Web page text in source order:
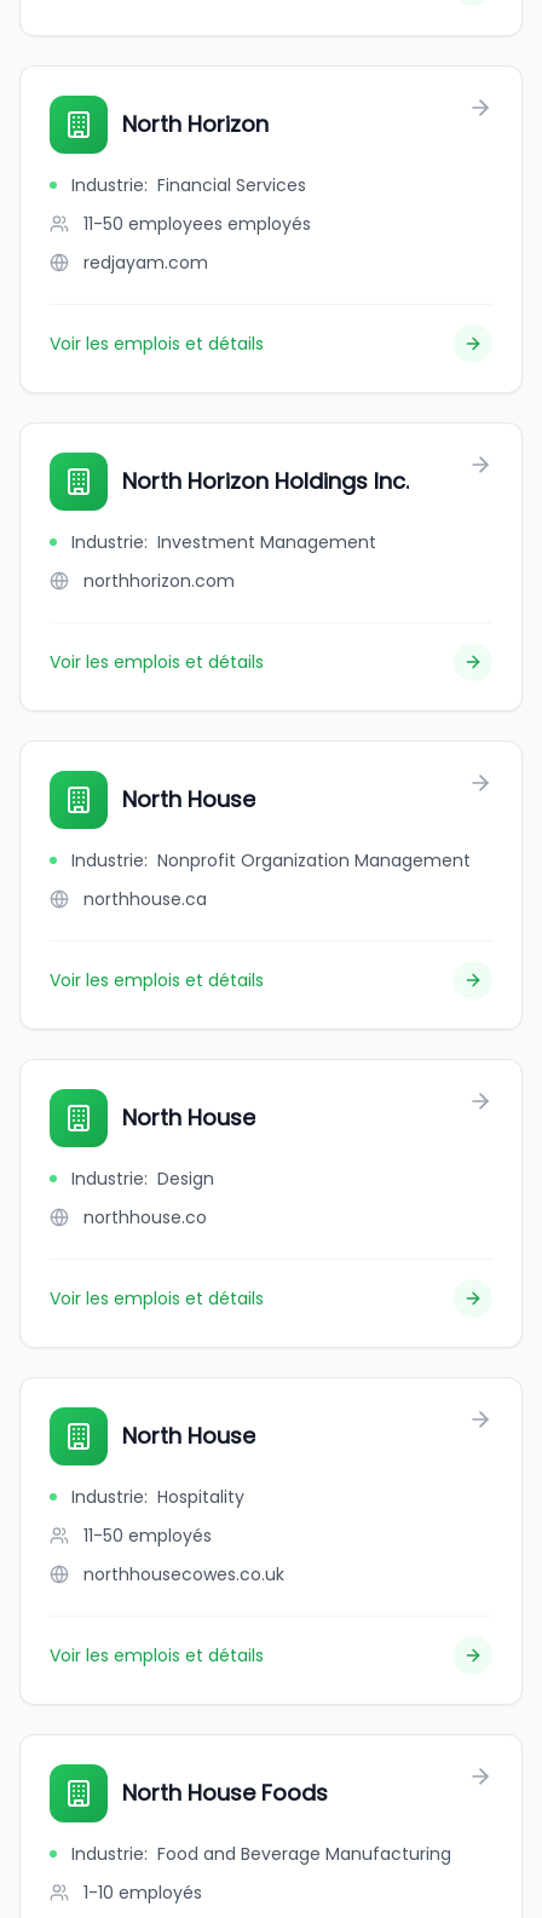
North Horizon
Industrie: Financial Services
11-50 employees employés
redjayam.com
Voir les emplois et détails
North Horizon Holdings Inc.
Industrie: Investment Management
northhorizon.com
Voir les emplois et détails
North House
Industrie: Nonprofit Organization Management
northhouse.ca
Voir les emplois et détails
North House
Industrie: Design
northhouse.co
Voir les emplois et détails
North House
Industrie: Hospitality
11-50 employés
northhousecowes.co.uk
Voir les emplois et détails
North House Foods
Industrie: Food and Beverage Manufacturing
1-10 employés